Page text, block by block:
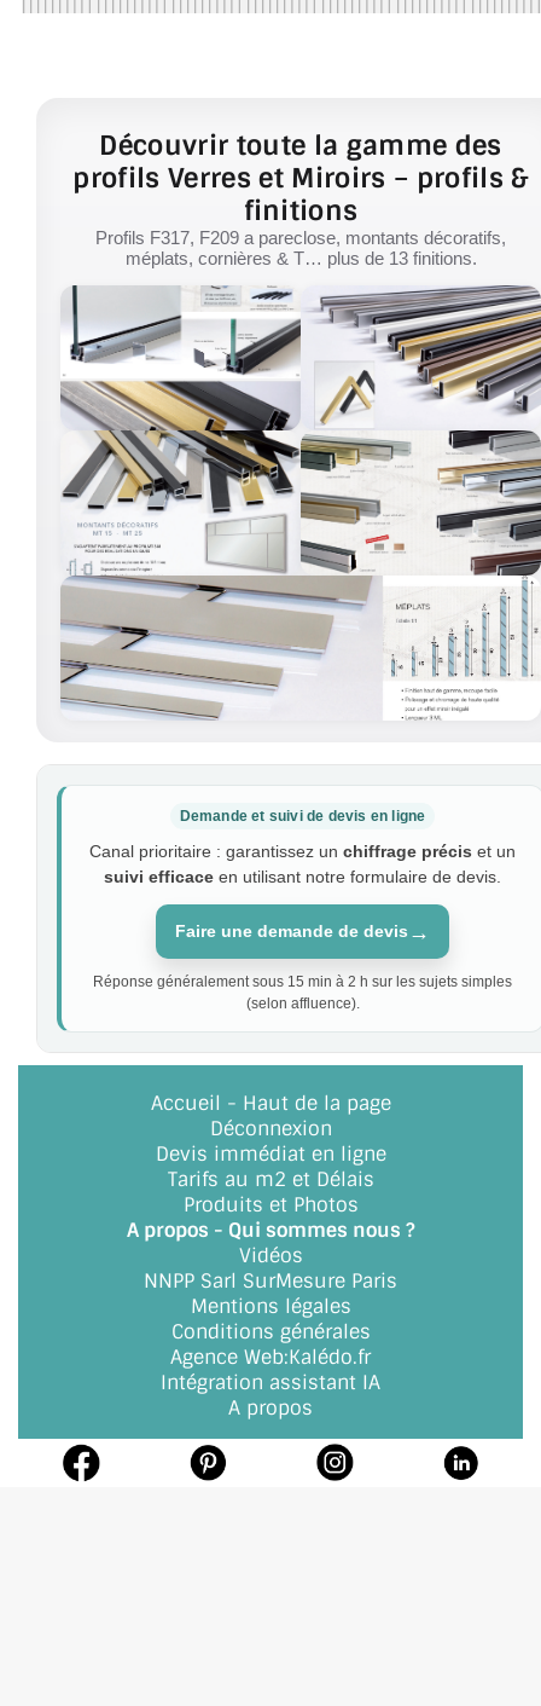
Découvrir toute la gamme des
profils Verres et Miroirs – profils &
finitions
Profils F317, F209 a pareclose, montants décoratifs,
méplats, cornières & T… plus de 13 finitions.
Demande et suivi de devis en ligne
Canal prioritaire : garantissez un chiffrage précis et un
suivi efficace en utilisant notre formulaire de devis.
Faire une demande de devis →
Réponse généralement sous 15 min à 2 h sur les sujets simples
(selon affluence).
Accueil - Haut de la page
Déconnexion
Devis immédiat en ligne
Tarifs au m2 et Délais
Produits et Photos
A propos - Qui sommes nous ?
Vidéos
NNPP Sarl SurMesure Paris
Mentions légales
Conditions générales
Agence Web:Kalédo.fr
Intégration assistant IA
A propos